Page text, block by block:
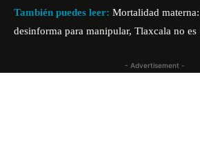
También puedes leer: Mortalidad
desinforma para manipular, Tlaxcala no es
- Advertisement -